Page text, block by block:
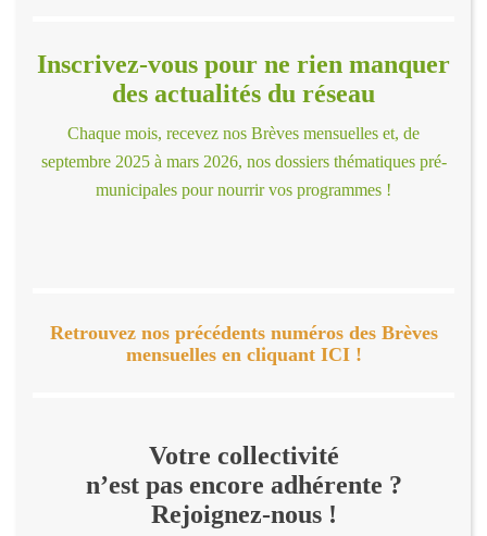
Inscrivez-vous pour ne rien manquer
des actualités du réseau
Chaque mois, recevez nos Brèves mensuelles et, de
septembre 2025 à mars 2026, nos dossiers thématiques pré-
municipales pour nourrir vos programmes !
Retrouvez nos précédents numéros des Brèves
mensuelles en cliquant ICI !
Votre collectivité
n’est pas encore adhérente ?
Rejoignez-nous !